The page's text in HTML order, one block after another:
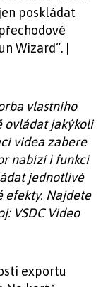
vlastního
ovládat jakýkoli
videa zabere
nabízí i funkci
jednotlivé
efekty. Najdete
VSDC Video
exportu